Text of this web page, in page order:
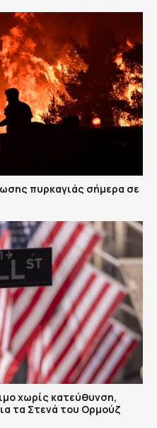
πυρκαγιάς σήμερα σε
χωρίς κατεύθυνση,
τα Στενά του Ορμούζ